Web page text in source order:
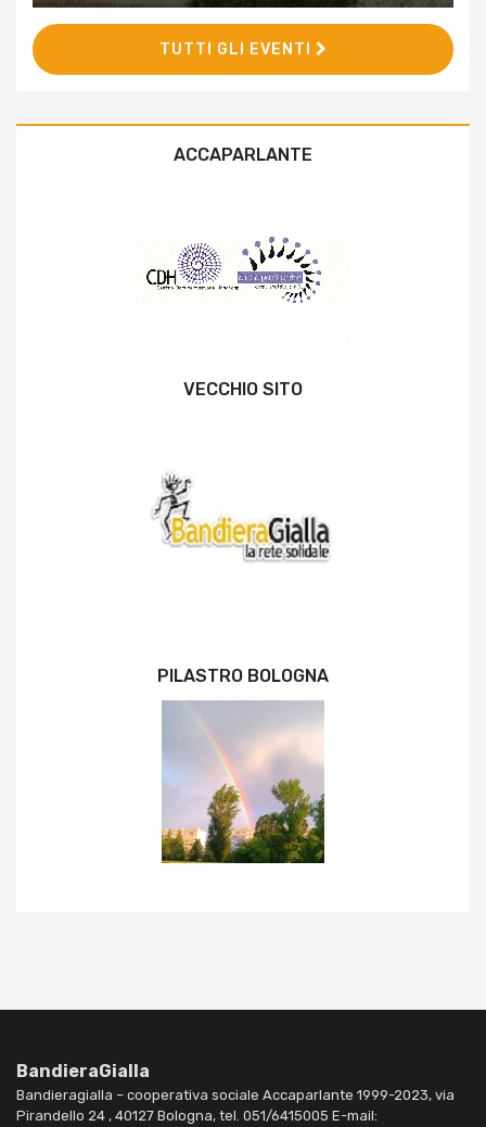
TUTTI GLI EVENTI
ACCAPARLANTE
VECCHIO SITO
PILASTRO BOLOGNA
BandieraGialla
Bandieragialla – cooperativa sociale Accaparlante 1999-2023, via
Pirandello 24 , 40127 Bologna, tel. 051/6415005 E-mail: